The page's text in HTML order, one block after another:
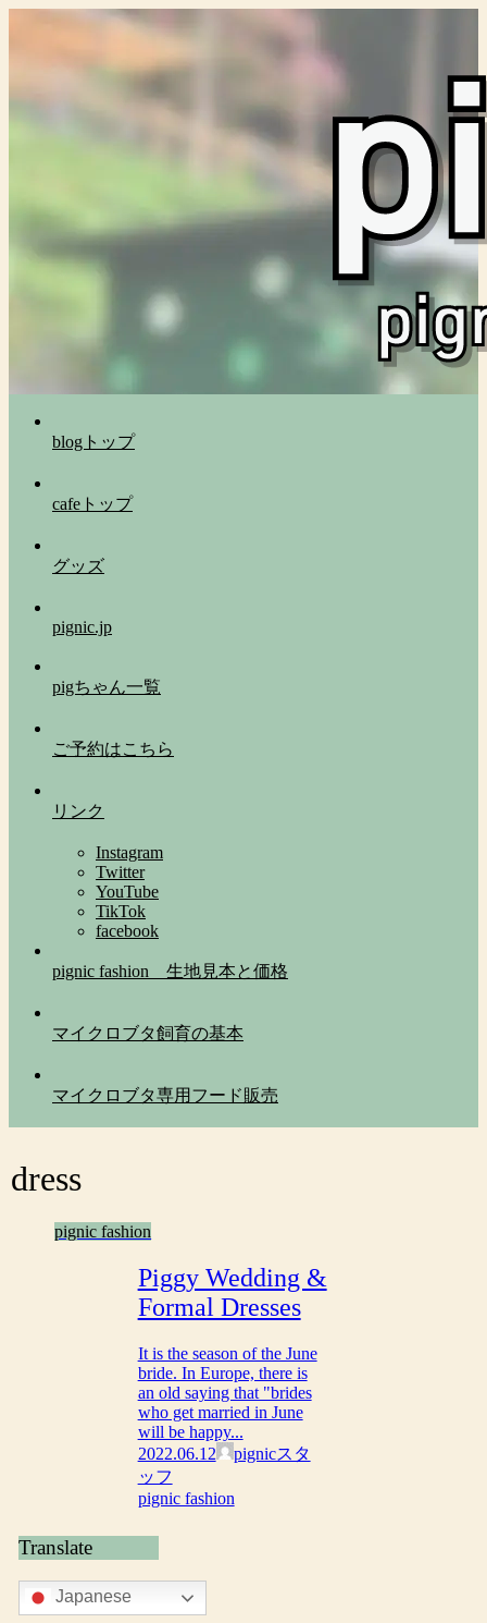
blogトップ
cafeトップ
グッズ
pignic.jp
pigちゃん一覧
ご予約はこちら
リンク
Instagram
Twitter
YouTube
TikTok
facebook
pignic fashion 生地見本と価格
マイクロブタ飼育の基本
マイクロブタ専用フード販売
dress
pignic fashion
Piggy Wedding &
Formal Dresses
It is the season of the June
bride. In Europe, there is
an old saying that "brides
who get married in June
will be happy...
2022.06.12
pignicスタ
ッフ
pignic fashion
Translate
Japanese